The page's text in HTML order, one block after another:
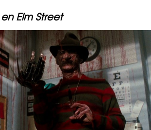
Elm Street